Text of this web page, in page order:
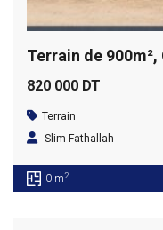
Terrain de
820 000 DT
Terrain
Slim Fathallah
0 m2